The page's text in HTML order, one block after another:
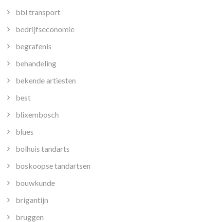
bbl transport
bedrijfseconomie
begrafenis
behandeling
bekende artiesten
best
blixembosch
blues
bolhuis tandarts
boskoopse tandartsen
bouwkunde
brigantijn
bruggen